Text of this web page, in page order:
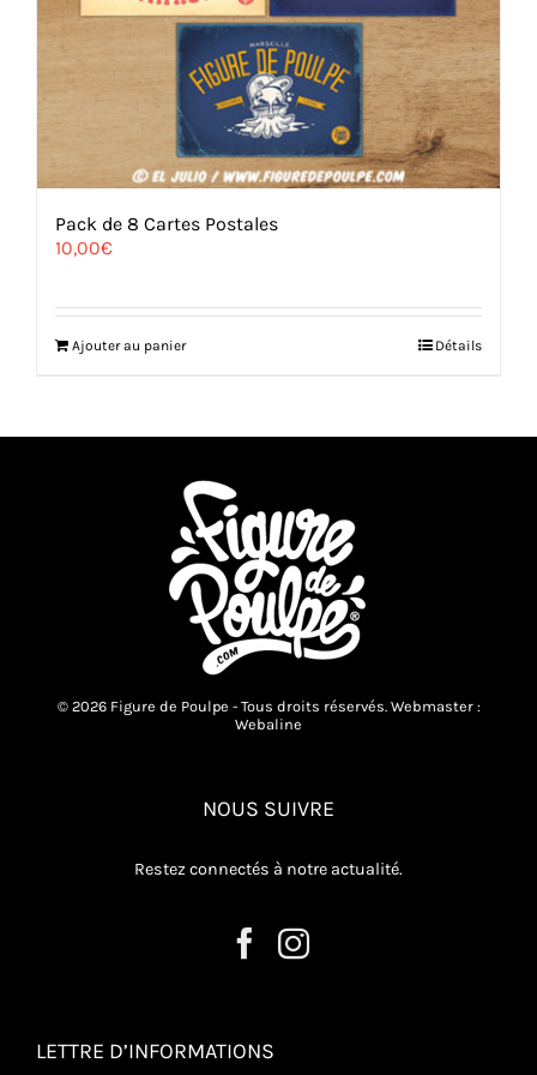
Pack de 8 Cartes Postales
10,00€
Ajouter au panier Détails
© 2026 Figure de Poulpe - Tous droits réservés. Webmaster :
Webaline
NOUS SUIVRE
Restez connectés à notre actualité.
LETTRE D’INFORMATIONS